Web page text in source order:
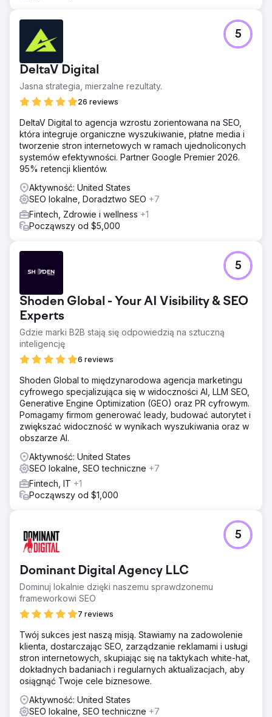
DeltaV Digital
Jasna strategia, mierzalne rezultaty.
26 reviews
5
DeltaV Digital to agencja wzrostu zorientowana na SEO,
która integruje organiczne wyszukiwanie, płatne media i
tworzenie stron internetowych w ramach ujednoliconych
systemów efektywności. Partner Google Premier 2026.
95% retencji klientów.
Aktywność: United States
SEO lokalne, Doradztwo SEO +7
Fintech, Zdrowie i wellness +1
Począwszy od $5,000
Shoden Global - Your AI Visibility & SEO
Experts
Gdzie marki B2B stają się odpowiedzią na sztuczną
inteligencję
6 reviews
5
Shoden Global to międzynarodowa agencja marketingu
cyfrowego specjalizująca się w widoczności AI, LLM SEO,
Generative Engine Optimization (GEO) oraz PR cyfrowym.
Pomagamy firmom generować leady, budować autorytet i
zwiększać widoczność w wynikach wyszukiwania oraz w
obszarze AI.
Aktywność: United States
SEO lokalne, SEO techniczne +7
Fintech, IT +1
Począwszy od $1,000
Dominant Digital Agency LLC
Dominuj lokalnie dzięki naszemu sprawdzonemu
frameworkowi SEO
7 reviews
5
Twój sukces jest naszą misją. Stawiamy na zadowolenie
klienta, dostarczając SEO, zarządzanie reklamami i usługi
stron internetowych, skupiając się na taktykach white-hat,
dokładnych badaniach i regularnych aktualizacjach, aby
osiągnąć Twoje cele biznesowe.
Aktywność: United States
SEO lokalne, SEO techniczne +7